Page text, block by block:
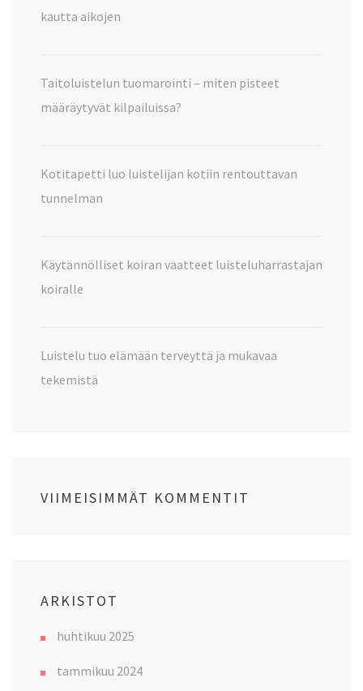
kautta aikojen
Taitoluistelun tuomarointi – miten pisteet
määräytyvät kilpailuissa?
Kotitapetti luo luistelijan kotiin rentouttavan
tunnelman
Käytännölliset koiran vaatteet luisteluharrastajan
koiralle
Luistelu tuo elämään terveyttä ja mukavaa
tekemistä
VIIMEISIMMÄT KOMMENTIT
ARKISTOT
huhtikuu 2025
tammikuu 2024